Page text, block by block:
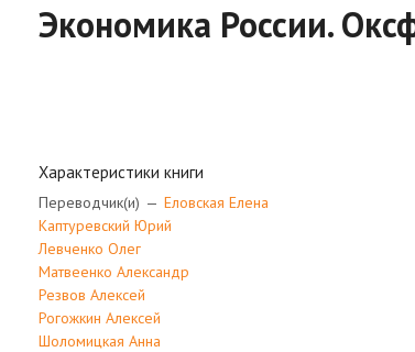
Экономика России.
Характеристики книги
Переводчик(и) — Еловская Елена
Каптуревский Юрий
Левченко Олег
Матвеенко Александр
Резвов Алексей
Рогожкин Алексей
Шоломицкая Анна